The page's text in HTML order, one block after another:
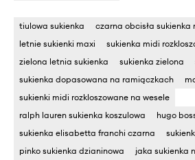
tiulowa sukienka
czarna obcisła sukienka
letnie sukienki maxi
sukienka midi
zielona letnia sukienka
sukienka zielona
sukienka dopasowana na ramiączkach
sukienki midi rozkloszowane na wesele
ralph lauren sukienka koszulowa
hugo
sukienka elisabetta franchi czarna
pinko sukienka dzianinowa
jaka sukienka